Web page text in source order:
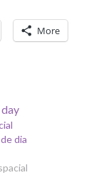
More
dia